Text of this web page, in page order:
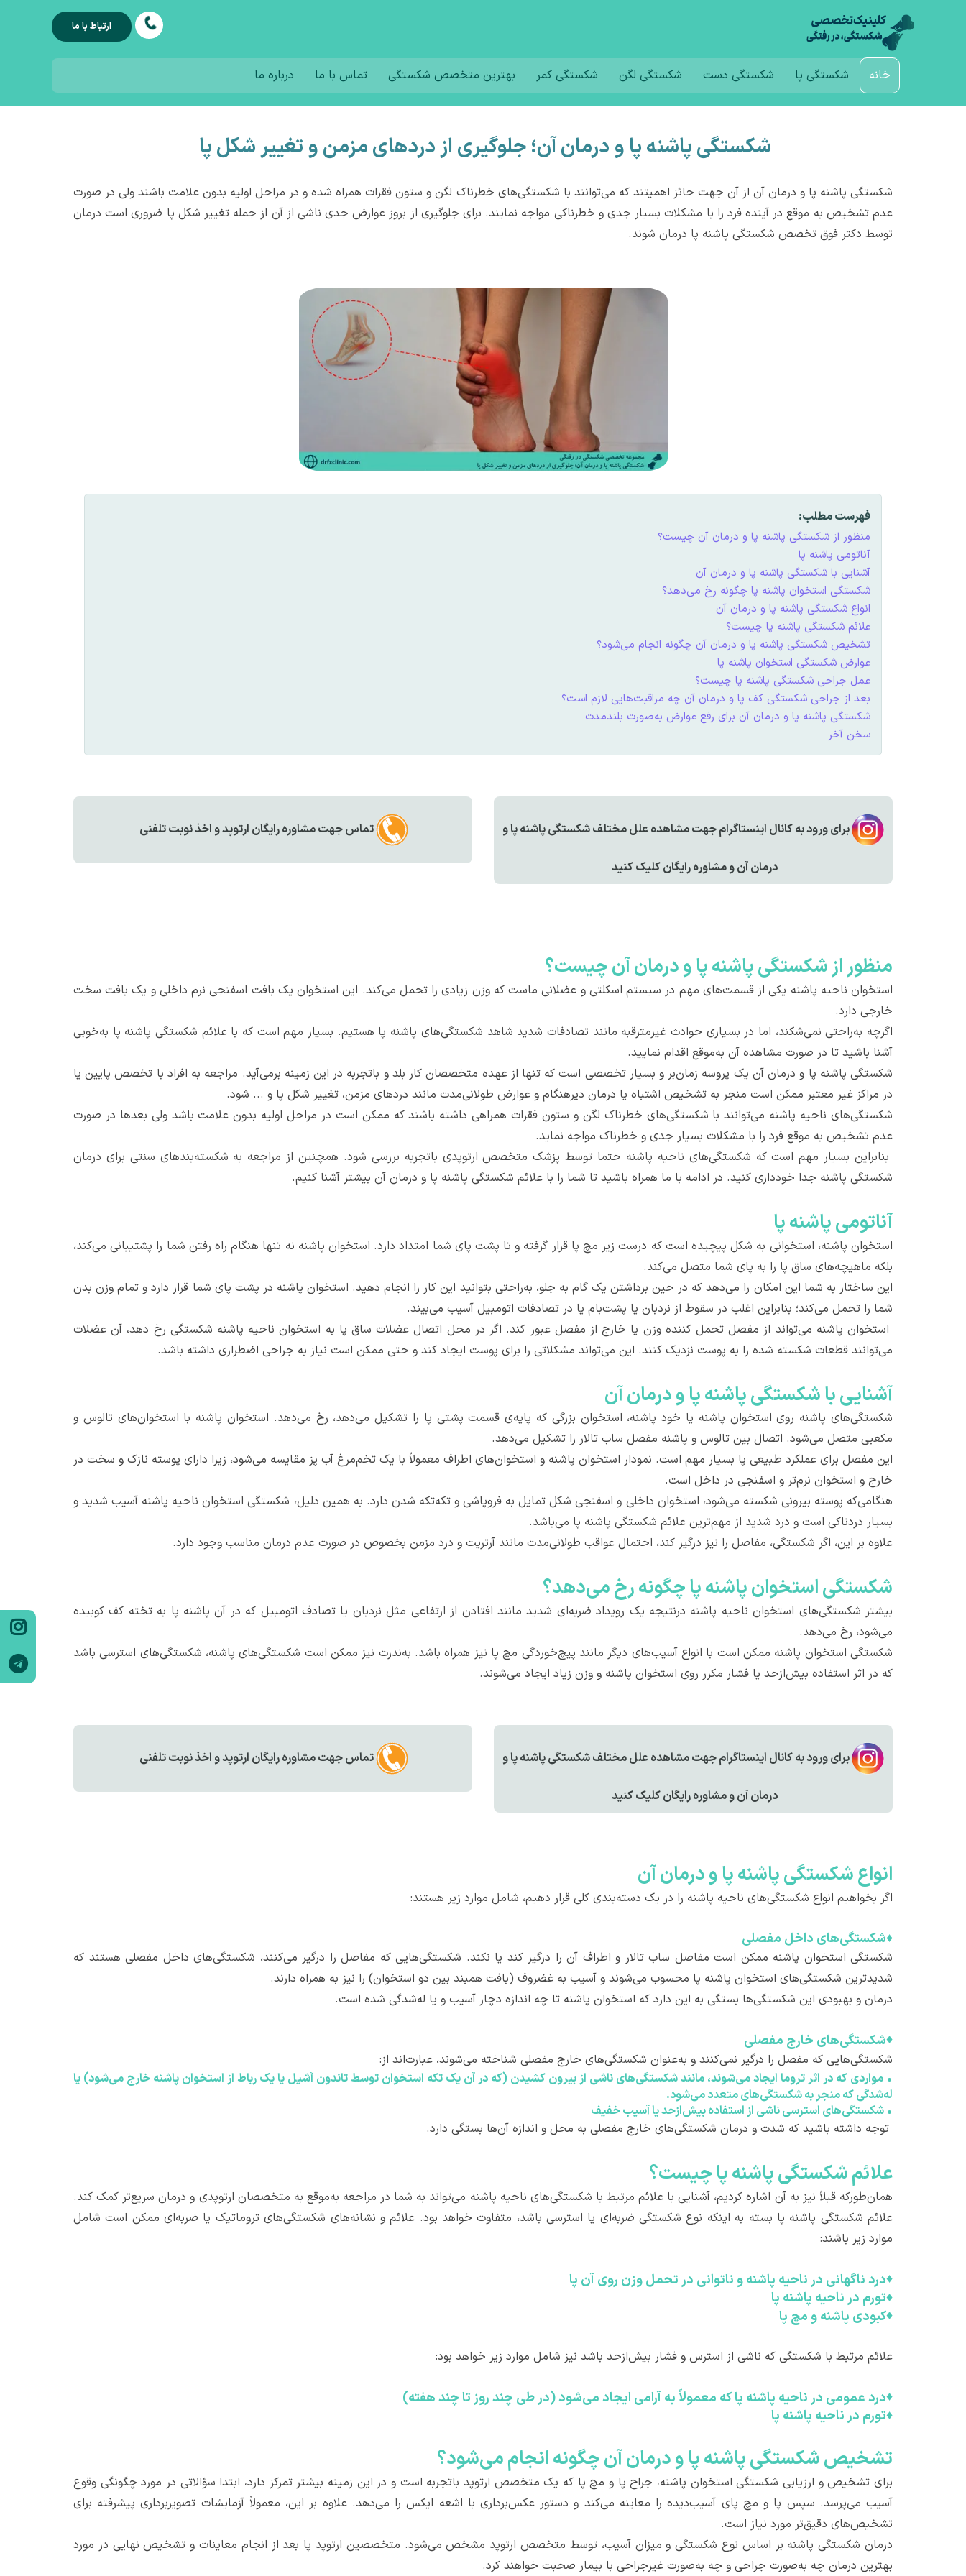
ارتباط با ما
خانه شکستگی پا شکستگی دست شکستگی لگن شکستگی کمر بهترین متخصص شکستگی تماس با ما درباره ما
شکستگی پاشنه پا و درمان آن؛ جلوگیری از دردهای مزمن و تغییر شکل پا
شکستگی پاشنه پا و درمان آن از آن جهت حائز اهمیتند که می‌توانند با شکستگی‌های خطرناک لگن و ستون فقرات همراه شده و در مراحل اولیه بدون علامت باشند ولی در صورت
عدم تشخیص به موقع در آینده فرد را با مشکلات بسیار جدی و خطرناکی مواجه نمایند. برای جلوگیری از بروز عوارض جدی ناشی از آن از جمله تغییر شکل پا ضروری است درمان
توسط دکتر فوق تخصص شکستگی پاشنه پا درمان شوند.
فهرست مطلب:
منظور از شکستگی پاشنه پا و درمان آن چیست؟
آناتومی پاشنه پا
آشنایی با شکستگی پاشنه پا و درمان آن
شکستگی استخوان پاشنه پا چگونه رخ می‌دهد؟
انواع شکستگی پاشنه پا و درمان آن
علائم شکستگی پاشنه پا چیست؟
تشخیص شکستگی پاشنه پا و درمان آن چگونه انجام می‌شود؟
عوارض شکستگی استخوان پاشنه پا
عمل جراحی شکستگی پاشنه پا چیست؟
بعد از جراحی شکستگی کف پا و درمان آن چه مراقبت‌هایی لازم است؟
شکستگی پاشنه پا و درمان آن برای رفع عوارض به‌صورت بلندمدت
سخن آخر
برای ورود به کانال اینستاگرام جهت مشاهده علل مختلف شکستگی پاشنه پا و
درمان آن و مشاوره رایگان کلیک کنید
تماس جهت مشاوره رایگان ارتوپد و اخذ نوبت تلفنی
منظور از شکستگی پاشنه پا و درمان آن چیست؟
استخوان ناحیه پاشنه یکی از قسمت‌های مهم در سیستم اسکلتی و عضلانی ماست که وزن زیادی را تحمل می‌کند. این استخوان یک بافت اسفنجی نرم داخلی و یک بافت سخت
خارجی دارد.
اگرچه به‌راحتی نمی‌شکند، اما در بسیاری حوادث غیرمترقبه مانند تصادفات شدید شاهد شکستگی‌های پاشنه پا هستیم. بسیار مهم است که با علائم شکستگی پاشنه پا به‌خوبی
آشنا باشید تا در صورت مشاهده آن به‌موقع اقدام نمایید.
شکستگی پاشنه پا و درمان آن یک پروسه زمان‌بر و بسیار تخصصی است که تنها از عهده متخصصان کار بلد و باتجربه در این زمینه برمی‌آید. مراجعه به افراد با تخصص پایین یا
در مراکز غیر معتبر ممکن است منجر به تشخیص اشتباه یا درمان دیرهنگام و عوارض طولانی‌مدت مانند دردهای مزمن، تغییر شکل پا و ... شود.
شکستگی‌های ناحیه پاشنه می‌توانند با شکستگی‌های خطرناک لگن و ستون فقرات همراهی داشته باشند که ممکن است در مراحل اولیه بدون علامت باشد ولی بعدها در صورت
عدم تشخیص به موقع فرد را با مشکلات بسیار جدی و خطرناک مواجه نماید.
بنابراین بسیار مهم است که شکستگی‌های ناحیه پاشنه حتما توسط پزشک متخصص ارتوپدی باتجربه بررسی شود. همچنین از مراجعه به شکسته‌بندهای سنتی برای درمان
شکستگی پاشنه جدا خودداری کنید. در ادامه با ما همراه باشید تا شما را با علائم شکستگی پاشنه پا و درمان آن بیشتر آشنا کنیم.
آناتومی پاشنه پا
استخوان پاشنه، استخوانی به شکل پیچیده است که درست زیر مچ پا قرار گرفته و تا پشت پای شما امتداد دارد. استخوان پاشنه نه تنها هنگام راه رفتن شما را پشتیبانی می‌کند،
بلکه ماهیچه‌های ساق پا را به پای شما متصل می‌کند.
این ساختار به شما این امکان را می‌دهد که در حین برداشتن یک گام به جلو، به‌راحتی بتوانید این کار را انجام دهید. استخوان پاشنه در پشت پای شما قرار دارد و تمام وزن بدن
شما را تحمل می‌کند؛ بنابراین اغلب در سقوط از نردبان یا پشت‌بام یا در تصادفات اتومبیل آسیب می‌بیند.
استخوان پاشنه می‌تواند از مفصل تحمل کننده وزن یا خارج از مفصل عبور کند. اگر در محل اتصال عضلات ساق پا به استخوان ناحیه پاشنه شکستگی رخ دهد، آن عضلات
می‌توانند قطعات شکسته شده را به پوست نزدیک کنند. این می‌تواند مشکلاتی را برای پوست ایجاد کند و حتی ممکن است نیاز به جراحی اضطراری داشته باشد.
آشنایی با شکستگی پاشنه پا و درمان آن
شکستگی‌های پاشنه روی استخوان پاشنه یا خود پاشنه، استخوان بزرگی که پایه‌ی قسمت پشتی پا را تشکیل می‌دهد، رخ می‌دهد. استخوان پاشنه با استخوان‌های تالوس و
مکعبی متصل می‌شود. اتصال بین تالوس و پاشنه مفصل ساب تالار را تشکیل می‌دهد.
این مفصل برای عملکرد طبیعی پا بسیار مهم است. نمودار استخوان پاشنه و استخوان‌های اطراف معمولاً با یک تخم‌مرغ آب پز مقایسه می‌شود، زیرا دارای پوسته نازک و سخت در
خارج و استخوان نرم‌تر و اسفنجی در داخل است.
هنگامی‌که پوسته بیرونی شکسته می‌شود، استخوان داخلی و اسفنجی شکل تمایل به فروپاشی و تکه‌تکه شدن دارد. به همین دلیل، شکستگی استخوان ناحیه پاشنه آسیب شدید و
بسیار دردناکی است و درد شدید از مهم‌ترین علائم شکستگی پاشنه پا می‌باشد.
علاوه بر این، اگر شکستگی، مفاصل را نیز درگیر کند، احتمال عواقب طولانی‌مدت مانند آرتریت و درد مزمن بخصوص در صورت عدم درمان مناسب وجود دارد.
شکستگی استخوان پاشنه پا چگونه رخ می‌دهد؟
بیشتر شکستگی‌های استخوان ناحیه پاشنه درنتیجه یک رویداد ضربه‌ای شدید مانند افتادن از ارتفاعی مثل نردبان یا تصادف اتومبیل که در آن پاشنه پا به تخته کف کوبیده
می‌شود، رخ می‌دهد.
شکستگی استخوان پاشنه ممکن است با انواع آسیب‌های دیگر مانند پیچ‌خوردگی مچ پا نیز همراه باشد. به‌ندرت نیز ممکن است شکستگی‌های پاشنه، شکستگی‌های استرسی باشد
که در اثر استفاده بیش‌ازحد یا فشار مکرر روی استخوان پاشنه و وزن زیاد ایجاد می‌شوند.
برای ورود به کانال اینستاگرام جهت مشاهده علل مختلف شکستگی پاشنه پا و
درمان آن و مشاوره رایگان کلیک کنید
تماس جهت مشاوره رایگان ارتوپد و اخذ نوبت تلفنی
انواع شکستگی پاشنه پا و درمان آن
اگر بخواهیم انواع شکستگی‌های ناحیه پاشنه را در یک دسته‌بندی کلی قرار دهیم، شامل موارد زیر هستند:
♦شکستگی‌های داخل مفصلی
شکستگی استخوان پاشنه ممکن است مفاصل ساب تالار و اطراف آن را درگیر کند یا نکند. شکستگی‌هایی که مفاصل را درگیر می‌کنند، شکستگی‌های داخل مفصلی هستند که
شدیدترین شکستگی‌های استخوان پاشنه پا محسوب می‌شوند و آسیب به غضروف (بافت همبند بین دو استخوان) را نیز به همراه دارند.
درمان و بهبودی این شکستگی‌ها بستگی به این دارد که استخوان پاشنه تا چه اندازه دچار آسیب و یا له‌شدگی شده است.
♦شکستگی‌های خارج مفصلی
شکستگی‌هایی که مفصل را درگیر نمی‌کنند و به‌عنوان شکستگی‌های خارج مفصلی شناخته می‌شوند، عبارت‌اند از:
• مواردی که در اثر تروما ایجاد می‌شوند، مانند شکستگی‌های ناشی از بیرون کشیدن (که در آن یک تکه استخوان توسط تاندون آشیل یا یک رباط از استخوان پاشنه خارج می‌شود) یا
له‌شدگی که منجر به شکستگی‌های متعدد می‌شود.
• شکستگی‌های استرسی ناشی از استفاده بیش‌ازحد یا آسیب خفیف
توجه داشته باشید که شدت و درمان شکستگی‌های خارج مفصلی به محل و اندازه آن‌ها بستگی دارد.
علائم شکستگی پاشنه پا چیست؟
همان‌طورکه قبلاً نیز به آن اشاره کردیم، آشنایی با علائم مرتبط با شکستگی‌های ناحیه پاشنه می‌تواند به شما در مراجعه به‌موقع به متخصصان ارتوپدی و درمان سریع‌تر کمک کند.
علائم شکستگی پاشنه پا بسته به اینکه نوع شکستگی‌ ضربه‌ای یا استرسی باشد، متفاوت خواهد بود. علائم و نشانه‌های شکستگی‌های تروماتیک یا ضربه‌ای ممکن است شامل
موارد زیر باشند:
♦درد ناگهانی در ناحیه پاشنه و ناتوانی در تحمل وزن روی آن پا
♦تورم در ناحیه پاشنه پا
♦کبودی پاشنه و مچ پا
علائم مرتبط با شکستگی که ناشی از استرس و فشار بیش‌ازحد باشد نیز شامل موارد زیر خواهد بود:
♦درد عمومی در ناحیه پاشنه پا که معمولاً به آرامی ایجاد می‌شود (در طی چند روز تا چند هفته)
♦تورم در ناحیه پاشنه پا
تشخیص شکستگی پاشنه پا و درمان آن چگونه انجام می‌شود؟
برای تشخیص و ارزیابی شکستگی استخوان پاشنه، جراح پا و مچ پا که یک متخصص ارتوپد باتجربه است و در این زمینه بیشتر تمرکز دارد، ابتدا سؤالاتی در مورد چگونگی وقوع
آسیب می‌پرسد. سپس پا و مچ پای آسیب‌دیده را معاینه می‌کند و دستور عکس‌برداری با اشعه ایکس را می‌دهد. علاوه بر این، معمولاً آزمایشات تصویربرداری پیشرفته برای
تشخیص‌های دقیق‌تر مورد نیاز است.
درمان شکستگی پاشنه بر اساس نوع شکستگی و میزان آسیب، توسط متخصص ارتوپد مشخص می‌شود. متخصصین ارتوپد پا بعد از انجام معاینات و تشخیص نهایی در مورد
بهترین درمان چه به‌صورت جراحی و چه به‌صورت غیرجراحی با بیمار صحبت خواهند کرد.